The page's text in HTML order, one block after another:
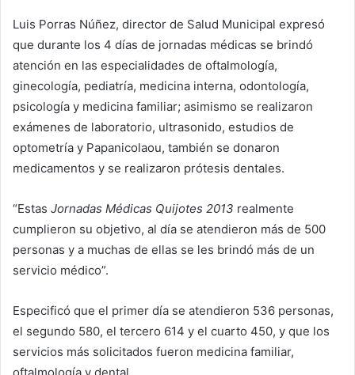
Luis Porras Núñez, director de Salud Municipal expresó
que durante los 4 días de jornadas médicas se brindó
atención en las especialidades de oftalmología,
ginecología, pediatría, medicina interna, odontología,
psicología y medicina familiar; asimismo se realizaron
exámenes de laboratorio, ultrasonido, estudios de
optometría y Papanicolaou, también se donaron
medicamentos y se realizaron prótesis dentales.
“Estas Jornadas Médicas Quijotes 2013 realmente
cumplieron su objetivo, al día se atendieron más de 500
personas y a muchas de ellas se les brindó más de un
servicio médico”.
Especificó que el primer día se atendieron 536 personas,
el segundo 580, el tercero 614 y el cuarto 450, y que los
servicios más solicitados fueron medicina familiar,